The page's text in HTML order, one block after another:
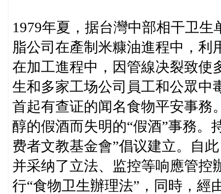
1979年夏，据台灣中部相干卫
脂公司在產制米糠油進程中，利
在加工進程中，因管線决裂致使
生和多家工场公司員工和公眾中
首起有查证的闻名食物平安事務
醇的假酒而失明的“假酒”事務。
费者文教基金會”倡议建立。自
并采纳了立法、监控等响應管控
行“食物卫生辦理法”，同時，經